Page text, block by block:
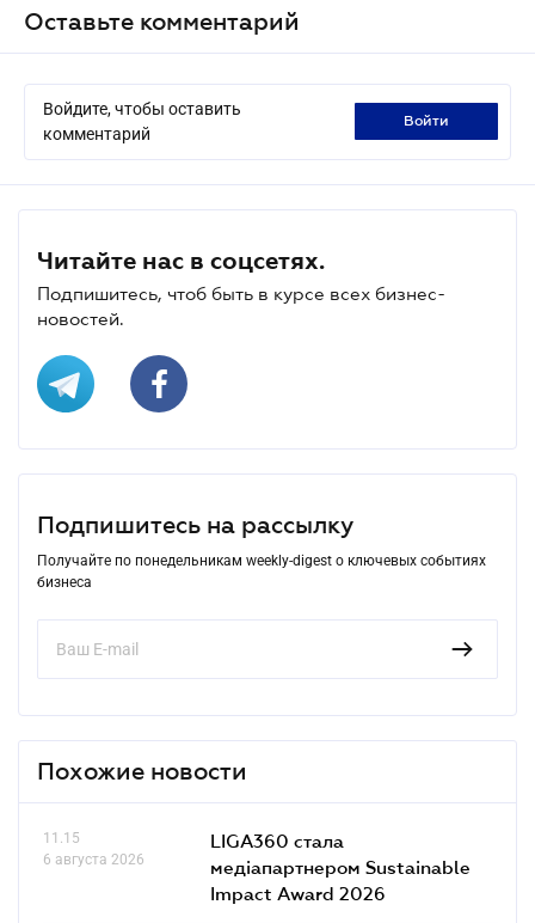
Оставьте комментарий
Войдите, чтобы оставить
комментарий
войти
Читайте нас в соцсетях.
Подпишитесь, чтоб быть в курсе всех бизнес-
новостей.
Подпишитесь на рассылку
Получайте по понедельникам weekly-digest о ключевых событиях
бизнеса
Похожие новости
11.15
6 августа 2026
LIGA360 стала
медіапартнером Sustainable
Impact Award 2026